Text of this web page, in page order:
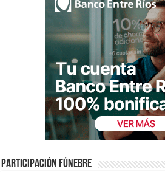
Participación fúnebre